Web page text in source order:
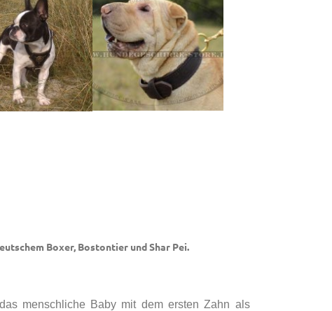
Boxer, Bostontier und Shar Pei.
menschliche Baby mit dem ersten Zahn als